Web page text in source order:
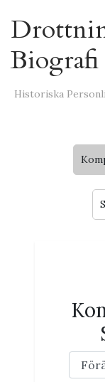
Biografi
Historiska